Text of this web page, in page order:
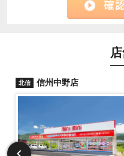
北信 信州中野店